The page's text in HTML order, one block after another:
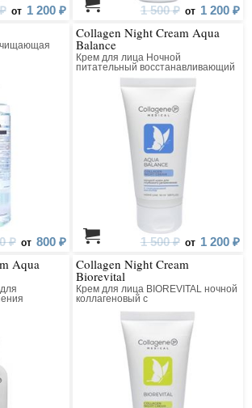
от 1 200 ₽ 1 500 ₽ от 1 200 ₽
₽ от 800 ₽
Collagen Night Cream Aqua
Balance
Крем для лица Ночной
питательный восстанавливающий
1 500 ₽ от 1 200 ₽
Aqua Collagen Night Cream
Biorevital
Крем для лица BIOREVITAL ночной
коллагеновый с